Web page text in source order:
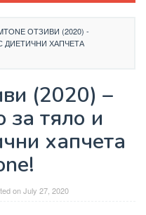
ОТЗИВИ (2020) -
ДИЕТИЧНИ ХАПЧЕТА
(2020) –
за тяло и
хапчета
onJuly 27, 2020